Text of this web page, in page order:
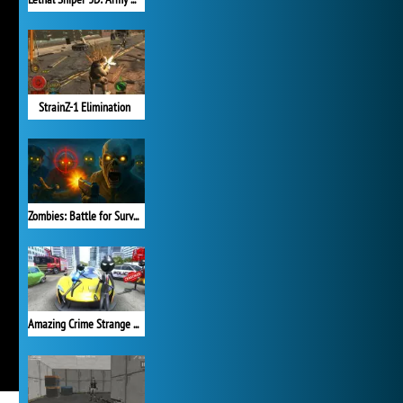
StrainZ-1 Elimination
Zombies: Battle for Survival
Amazing Crime Strange Stickman